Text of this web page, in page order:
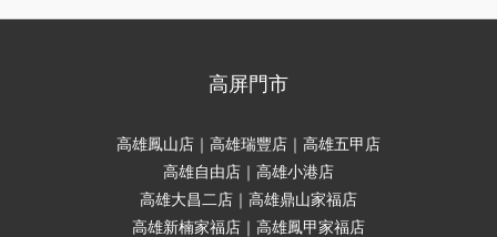
高屏門市
高雄鳳山店｜高雄瑞豐店｜高雄五甲店
高雄自由店｜高雄小港店
高雄大昌二店｜高雄鼎山家福店
高雄新楠家福店｜高雄鳳甲家福店